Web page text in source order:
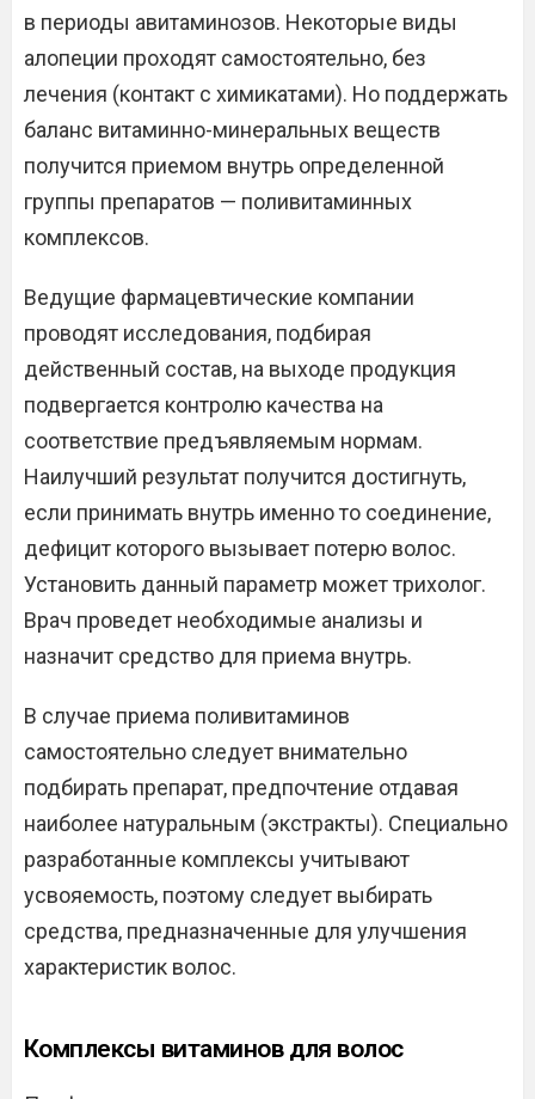
в периоды авитаминозов. Некоторые виды
алопеции проходят самостоятельно, без
лечения (контакт с химикатами). Но поддержать
баланс витаминно-минеральных веществ
получится приемом внутрь определенной
группы препаратов — поливитаминных
комплексов.
Ведущие фармацевтические компании
проводят исследования, подбирая
действенный состав, на выходе продукция
подвергается контролю качества на
соответствие предъявляемым нормам.
Наилучший результат получится достигнуть,
если принимать внутрь именно то соединение,
дефицит которого вызывает потерю волос.
Установить данный параметр может трихолог.
Врач проведет необходимые анализы и
назначит средство для приема внутрь.
В случае приема поливитаминов
самостоятельно следует внимательно
подбирать препарат, предпочтение отдавая
наиболее натуральным (экстракты). Специально
разработанные комплексы учитывают
усвояемость, поэтому следует выбирать
средства, предназначенные для улучшения
характеристик волос.
Комплексы витаминов для волос